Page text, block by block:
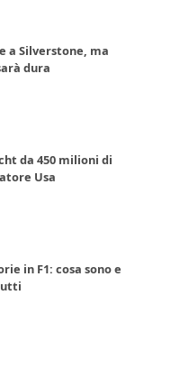
a Silverstone, ma
dura
da 450 milioni di
Usa
in F1: cosa sono e